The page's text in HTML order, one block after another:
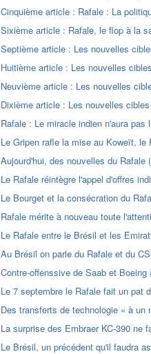
Cinquième article : Rafale : La
Sixième article : Rafale, le flop à la
Septième article : Les nouvelles
Huitième article : Les nouvelles
Neuvième article : Les nouvelles
Dixième article : Les nouvelles
Rafale : Le miracle indien n'aura pas
Le Gripen rafle la mise au Koweït, le
Aujourd'hui, des nouvelles du Rafale
Le Rafale réintègre l'appel d'offres
Le Bourget et la consécration du
Rafale mérite à nouveau toute
Le Rafale entre le Brésil et les
Au Brésil on parle du Rafale et du
Contre-offenssive de Saab et
Le 7 septembre le Rafale fait un pat
Des transferts de technologie « à un
La surprise des Embraer KC-390 ne
Le Brésil, un précédent qu'il faudra